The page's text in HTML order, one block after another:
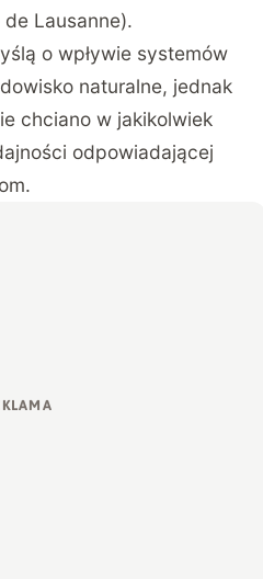
Lausanne).
o wpływie systemów
naturalne, jednak
chciano w jakikolwiek
odpowiadającej